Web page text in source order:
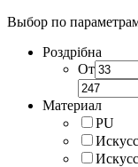
Выбор по
Роздрібна
От
Материал
PU